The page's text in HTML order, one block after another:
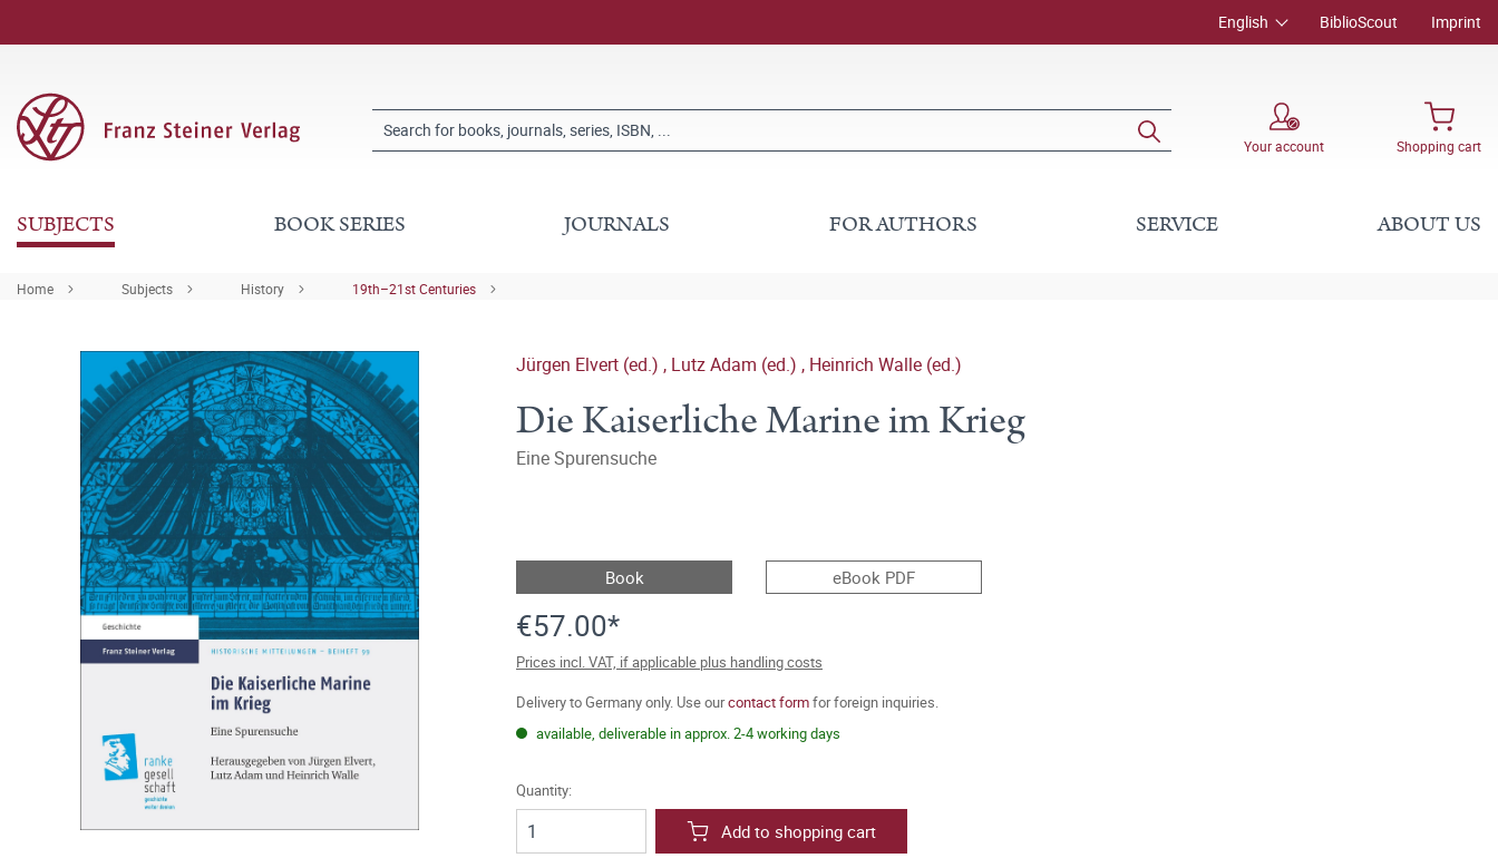
English BiblioScout Imprint
Your account Shopping cart
SUBJECTS BOOK SERIES JOURNALS FOR AUTHORS SERVICE ABOUT US
Home Subjects History 19th–21st Centuries
Jürgen Elvert (ed.) , Lutz Adam (ed.) , Heinrich Walle (ed.)
Die Kaiserliche Marine im Krieg
Eine Spurensuche
Book eBook PDF
€57.00*
Prices incl. VAT, if applicable plus handling costs
Delivery to Germany only. Use ourcontact formfor foreign inquiries.
available, deliverable in approx. 2-4 working days
Quantity:
Add to shopping cart